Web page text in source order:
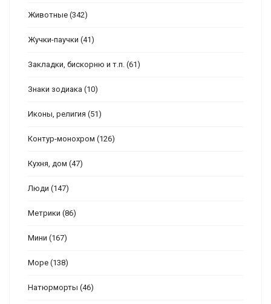
Животные (342)
Жучки-паучки (41)
Закладки, бискорню и т.п. (61)
Знаки зодиака (10)
Иконы, религия (51)
Контур-монохром (126)
Кухня, дом (47)
Люди (147)
Метрики (86)
Мини (167)
Море (138)
Натюрморты (46)